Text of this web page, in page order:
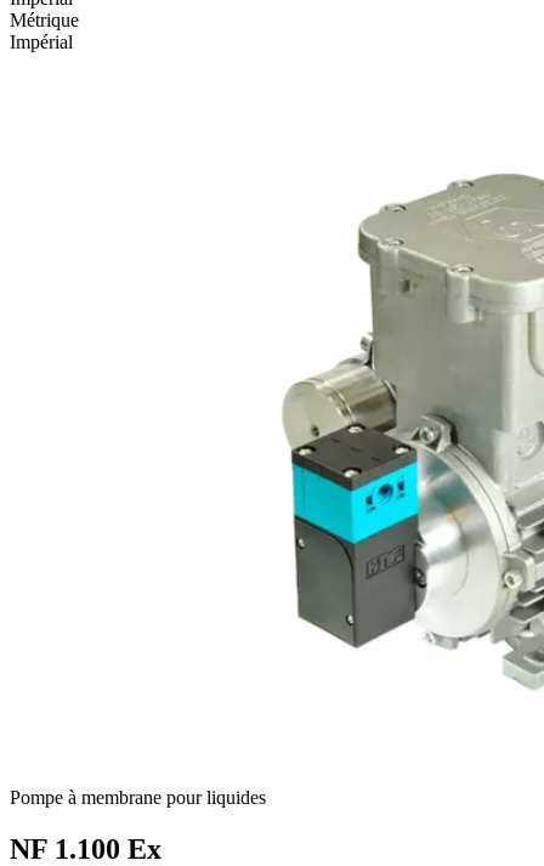
Métrique
Impérial
Pompe à membrane pour liquides
NF 1.100 Ex